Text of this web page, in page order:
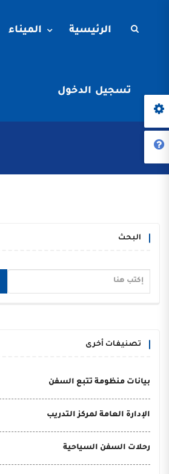
الرئيسية الميناء
تسجيل الدخول
البحث
تصنيفات أخرى
بيانات منظومة تتبع السفن
الإدارة العامة لمركز التدريب
رحلات السفن السياحية